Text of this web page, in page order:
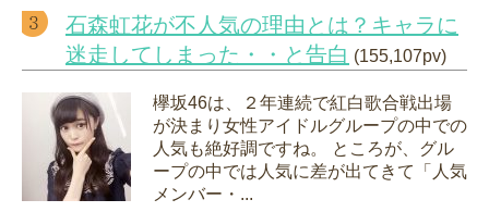
石森虹花が不人気の理由とは？キャラに
迷走してしまった・・と告白 (155,107pv)
欅坂46は、２年連続で紅白歌合戦出場
が決まり女性アイドルグループの中での
人気も絶好調ですね。 ところが、グル
ープの中では人気に差が出てきて「人気
メンバー・...